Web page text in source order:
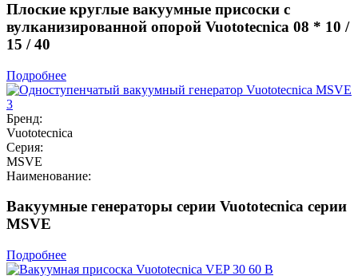
Плоские круглые вакуумные присоски с
вулканизированной опорой Vuototecnica 08 * 10 /
15 / 40
Подробнее
Бренд:
Vuototecnica
Серия:
MSVE
Наименование:
Вакуумные генераторы серии Vuototecnica серии
MSVE
Подробнее